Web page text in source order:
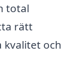
total
rätt
kvalitet och